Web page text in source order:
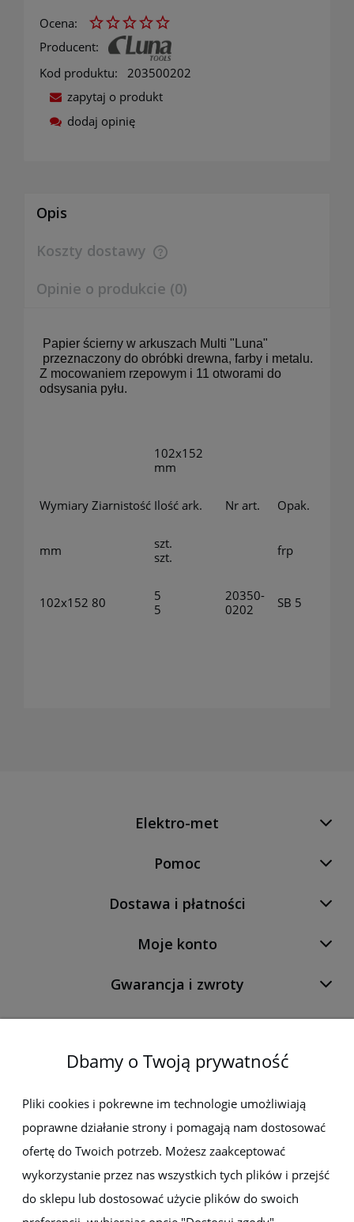
Ocena:
Producent:
Kod produktu:
203500202
zapytaj o produkt
dodaj opinię
Opis
Koszty dostawy
Cena nie zawiera ewentualnych kosztów płatności
Opinie o produkcie (0)
Papier ścierny w arkuszach Multi "Luna"
przeznaczony do obróbki drewna, farby i metalu.
Z mocowaniem rzepowym i 11 otworami do
odsysania pyłu.
102x152
mm
Wymiary Ziarnistość Ilość ark. Nr art. Opak.
mm
szt.
szt.
frp
102x152 80
5
5
20350-
0202
SB 5
Elektro-met
Pomoc
Dostawa i płatności
Moje konto
Gwarancja i zwroty
O firmie
Newsletter
Zapisz się do newslettera, aby być na bieżąco z nowościami i
promocjami
Dbamy o Twoją prywatność
Pliki cookies i pokrewne im technologie umożliwiają
poprawne działanie strony i pomagają nam dostosować
ofertę do Twoich potrzeb. Możesz zaakceptować
wykorzystanie przez nas wszystkich tych plików i przejść
do sklepu lub dostosować użycie plików do swoich